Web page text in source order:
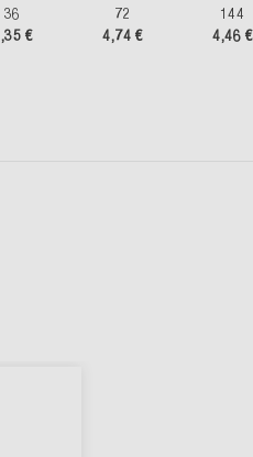
36
€
72
4,74 €
144
4,46 €